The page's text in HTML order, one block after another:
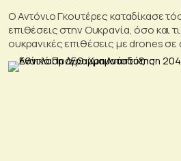
Ο Αντόνιο Γκουτέρες καταδίκασε
επιθέσεις στην Ουκρανία, όσο και
ουκρανικές επιθέσεις με drones σε
Ρωσίας, οι οποίες προκάλεσαν
ζημιές σε μη στρατιωτικές υποδομές.